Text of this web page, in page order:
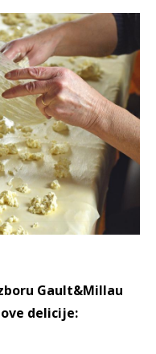
Gault&Millau
delicije: